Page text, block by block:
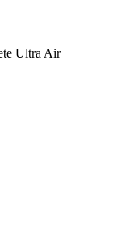
Ultra Air